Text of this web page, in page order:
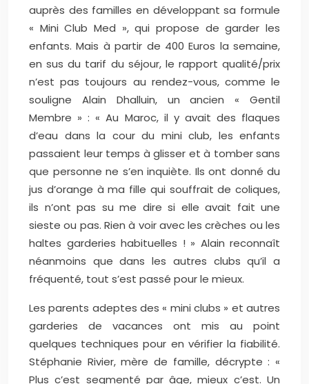
auprès des familles en développant sa formule
« Mini Club Med », qui propose de garder les
enfants. Mais à partir de 400 Euros la semaine,
en sus du tarif du séjour, le rapport qualité/prix
n’est pas toujours au rendez-vous, comme le
souligne Alain Dhalluin, un ancien « Gentil
Membre » : « Au Maroc, il y avait des flaques
d’eau dans la cour du mini club, les enfants
passaient leur temps à glisser et à tomber sans
que personne ne s’en inquiète. Ils ont donné du
jus d’orange à ma fille qui souffrait de coliques,
ils n’ont pas su me dire si elle avait fait une
sieste ou pas. Rien à voir avec les crèches ou les
haltes garderies habituelles ! » Alain reconnaît
néanmoins que dans les autres clubs qu’il a
fréquenté, tout s’est passé pour le mieux.
Les parents adeptes des « mini clubs » et autres
garderies de vacances ont mis au point
quelques techniques pour en vérifier la fiabilité.
Stéphanie Rivier, mère de famille, décrypte : «
Plus c’est segmenté par âge, mieux c’est. Un